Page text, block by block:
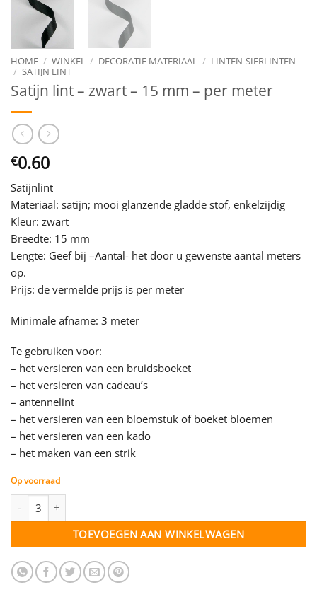
HOME / WINKEL / DECORATIE MATERIAAL / LINTEN-SIERLINTEN
/ SATIJN LINT
Satijn lint – zwart – 15 mm – per meter
€0.60
Satijnlint
Materiaal: satijn; mooi glanzende gladde stof, enkelzijdig
Kleur: zwart
Breedte: 15 mm
Lengte: Geef bij –Aantal- het door u gewenste aantal meters
op.
Prijs: de vermelde prijs is per meter
Minimale afname: 3 meter
Te gebruiken voor:
– het versieren van een bruidsboeket
– het versieren van cadeau’s
– antennelint
– het versieren van een bloemstuk of boeket bloemen
– het versieren van een kado
– het maken van een strik
Op voorraad
TOEVOEGEN AAN WINKELWAGEN